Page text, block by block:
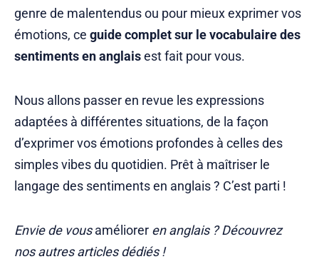
genre de malentendus ou pour mieux exprimer vos
émotions, ce guide complet sur le vocabulaire des
sentiments en anglaisest fait pour vous.
Nous allons passer en revue les expressions
adaptées à différentes situations, de la façon
d’exprimer vos émotions profondes à celles des
simples vibes du quotidien. Prêt à maîtriser le
langage des sentiments en anglais ? C’est parti !
Envie de vousaméliorer en anglais ? Découvrez
nos autres articles dédiés !